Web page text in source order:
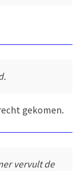
gekomen.
vervult de